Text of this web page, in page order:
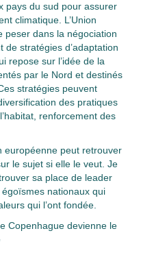
pays du sud pour assurer
climatique. L’Union
peser dans la négociation
stratégies d’adaptation
repose sur l’idée de la
par le Nord et destinés
stratégies peuvent
des pratiques
renforcement des
européenne peut retrouver
le sujet si elle le veut. Je
sa place de leader
nationaux qui
qui l’ont fondée.
Copenhague devienne le